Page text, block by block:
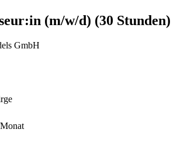
(m/w/d) (30 Stunden)
GmbH